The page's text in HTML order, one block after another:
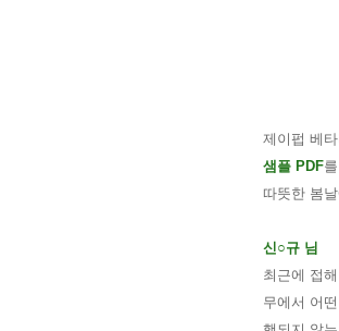
제이펍 베
샘플 PDF
따뜻한 봄
신○규 님
최근에 접
무에서 어